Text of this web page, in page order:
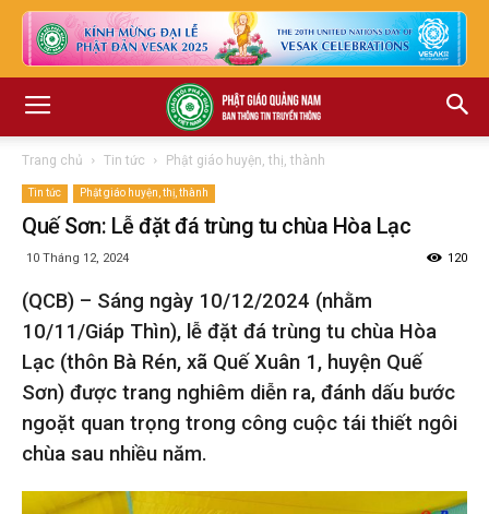
Trang chủ Tin tức Phật giáo huyện, thị, thành
Tin tức Phật giáo huyện, thị, thành
Quế Sơn: Lễ đặt đá trùng tu chùa Hòa Lạc
10 Tháng 12, 2024 120
(QCB) – Sáng ngày 10/12/2024 (nhằm
10/11/Giáp Thìn), lễ đặt đá trùng tu chùa Hòa
Lạc (thôn Bà Rén, xã Quế Xuân 1, huyện Quế
Sơn) được trang nghiêm diễn ra, đánh dấu bước
ngoặt quan trọng trong công cuộc tái thiết ngôi
chùa sau nhiều năm.